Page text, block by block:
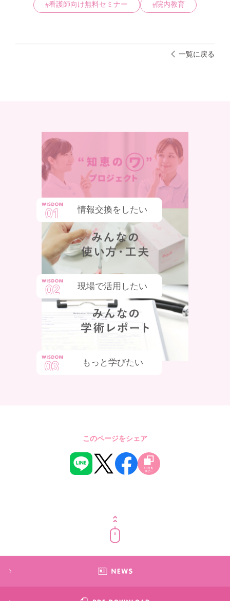
看護師向け無料セミナー 院内教育
一覧に戻る
情報交換をしたい
現場で活用したい
もっと学びたい
このページをシェア